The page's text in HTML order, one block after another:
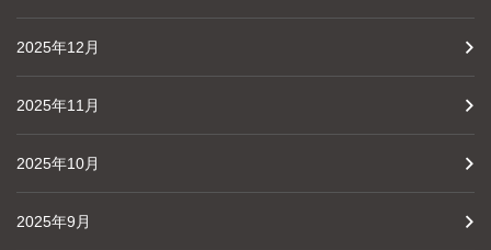
2025年12月
2025年11月
2025年10月
2025年9月